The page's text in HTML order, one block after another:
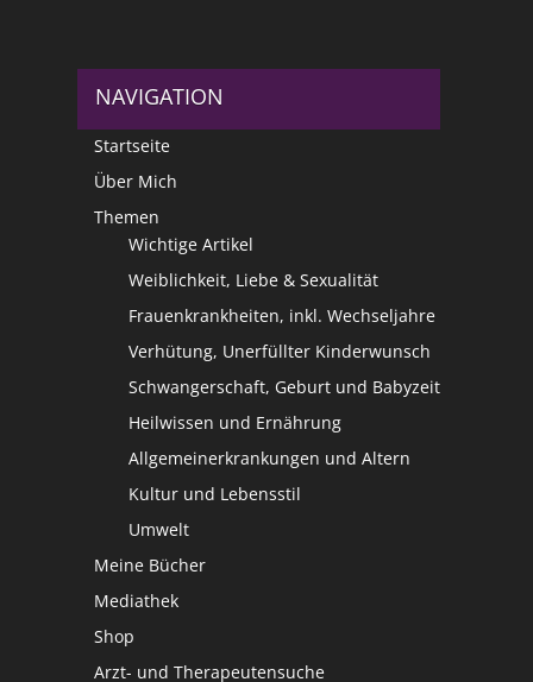
NAVIGATION
Startseite
Über Mich
Themen
Wichtige Artikel
Weiblichkeit, Liebe & Sexualität
Frauenkrankheiten, inkl. Wechseljahre
Verhütung, Unerfüllter Kinderwunsch
Schwangerschaft, Geburt und Babyzeit
Heilwissen und Ernährung
Allgemeinerkrankungen und Altern
Kultur und Lebensstil
Umwelt
Meine Bücher
Mediathek
Shop
Arzt- und Therapeutensuche